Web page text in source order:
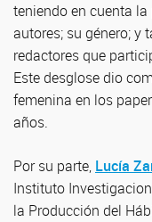
teniendo en cuenta
autores; su género; y
redactores que
Este desglose dio
femenina en los
años.
Por su parte, Lucía
Instituto
la Producción del